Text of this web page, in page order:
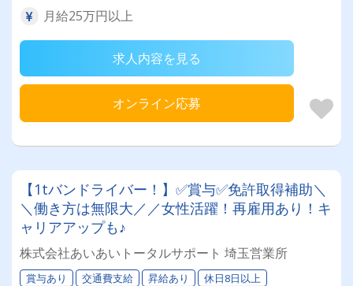
月給25万円以上
求人内容を見る
オンライン応募
【1tバンドライバー！】✅賞与✅免許取得補助＼
＼働き方は無限大／／女性活躍！再雇用あり！キ
ャリアアップも♪
株式会社あいあいトータルサポート 埼玉営業所
賞与あり 交通費支給 昇給あり 休日8日以上